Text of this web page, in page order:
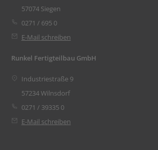
57074 Siegen
0271 / 695 0
E-Mail schreiben
Runkel Fertigteilbau GmbH
Industriestraße 9
57234 Wilnsdorf
0271 / 39335 0
E-Mail schreiben